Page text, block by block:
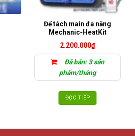
Đế tách main đa năng
Mechanic-HeatKit
2.200.000₫
Đã bán: 3 sản
phẩm/tháng
ĐỌC TIẾP